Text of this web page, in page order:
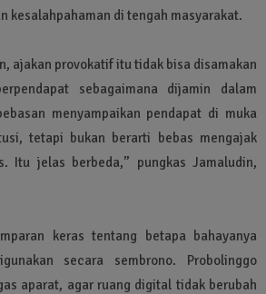
kesalahpahaman di tengah masyarakat.
ajakan provokatif itu tidak bisa disamakan
sebagaimana dijamin dalam
menyampaikan pendapat di muka
tetapi bukan berarti bebas mengajak
Itu jelas berbeda,” pungkas Jamaludin,
keras tentang betapa bahayanya
secara sembrono. Probolinggo
aparat, agar ruang digital tidak berubah